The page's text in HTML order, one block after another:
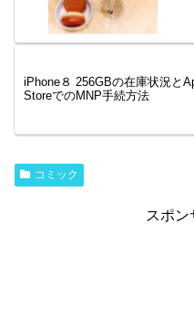
iPhone８ 256GBの在庫状況と
StoreでのMNP手続方法
コミック
スポン